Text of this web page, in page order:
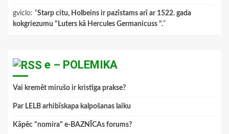
gviclo: “Starp citu, Holbeins ir pazīstams arī ar 1522. gada
kokgriezumu "Luters kā Hercules Germanicuss ".”
e – POLEMIKA
Vai kremēt mirušo ir kristīga prakse?
Par LELB arhibīskapa kalpošanas laiku
Kāpēc "nomira" e-BAZNĪCAs forums?